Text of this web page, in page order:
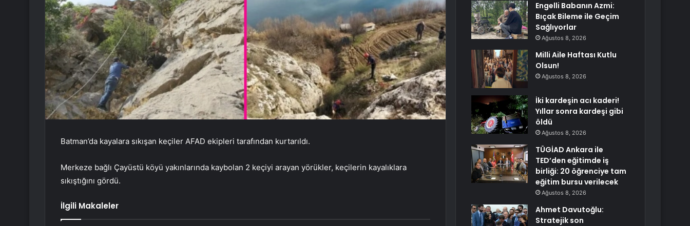
Batman’da kayalara sıkışan keçiler AFAD ekipleri tarafından kurtarıldı.
Merkeze bağlı Çayüstü köyü yakınlarında kaybolan 2 keçiyi arayan yörükler, keçilerin kayalıklara
sıkıştığını gördü.
İlgili Makaleler
Engelli Babanın Azmi:
Bıçak Bileme ile Geçim
Sağlıyorlar
Ağustos 8, 2026
Milli Aile Haftası Kutlu
Olsun!
Ağustos 8, 2026
İki kardeşin acı kaderi!
Yıllar sonra kardeşi gibi
öldü
Ağustos 8, 2026
TÜGİAD Ankara ile
TED’den eğitimde iş
birliği: 20 öğrenciye tam
eğitim bursu verilecek
Ağustos 8, 2026
Ahmet Davutoğlu:
Stratejik son